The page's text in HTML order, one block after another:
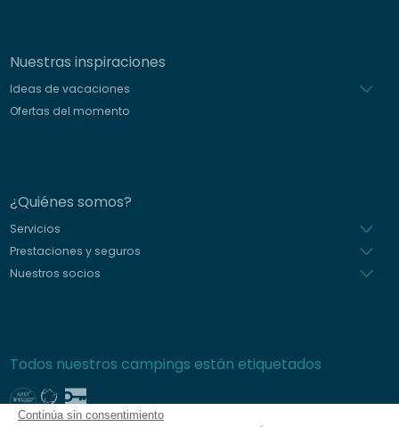
Continúa sin consentimiento
Nuestras inspiraciones
Ideas de vacaciones
Ofertas del momento
¿Quiénes somos?
Servicios
Prestaciones y seguros
Nuestros socios
Todos nuestros campings están etiquetados